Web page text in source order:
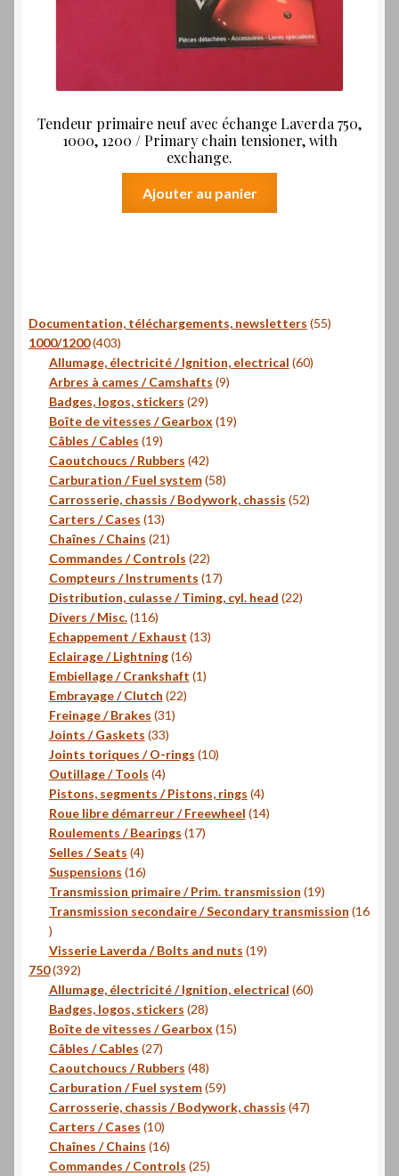
Tendeur primaire neuf avec échange Laverda 750,
1000, 1200 / Primary chain tensioner, with
exchange.
Ajouter au panier
Documentation, téléchargements, newsletters 5555
1000/1200 403403
produits
Allumage, électricité / Ignition, electrical 6060
Arbres à cames / Camshafts 99
Badges, logos, stickers 2929
produits
Boîte de vitesses / Gearbox 1919
Câbles / Cables 1919
produits
Caoutchoucs / Rubbers 4242
produits
Carburation / Fuel system 5858
produits
Carrosserie, chassis / Bodywork, chassis 5252
Carters / Cases 1313
produits
Chaînes / Chains 2121
produits
Commandes / Controls 2222
produits
Compteurs / Instruments 1717
produits
Distribution, culasse / Timing, cyl. head 2222
Divers / Misc. 116116
produits
Echappement / Exhaust 1313
Eclairage / Lightning 1616
produits
Embiellage / Crankshaft 11
Embrayage / Clutch 2222
Freinage / Brakes 3131
Joints / Gaskets 3333
produits
Joints toriques / O-rings 1010
Outillage / Tools 44
produits
Pistons, segments / Pistons, rings 44
produits
Roue libre démarreur / Freewheel 1414
Roulements / Bearings 1717
Selles / Seats 44
produits
Suspensions 1616
produits
Transmission primaire / Prim. transmission 1919
produits
Transmission secondaire / Secondary transmission 16
16
produits
Visserie Laverda / Bolts and nuts 1919
750 392392
produits
Allumage, électricité / Ignition, electrical 6060
Badges, logos, stickers 2828
produits
Boîte de vitesses / Gearbox 1515
Câbles / Cables 2727
produits
Caoutchoucs / Rubbers 4848
produits
Carburation / Fuel system 5959
produits
Carrosserie, chassis / Bodywork, chassis 4747
Carters / Cases 1010
produits
Chaînes / Chains 1616
produits
Commandes / Controls 2525